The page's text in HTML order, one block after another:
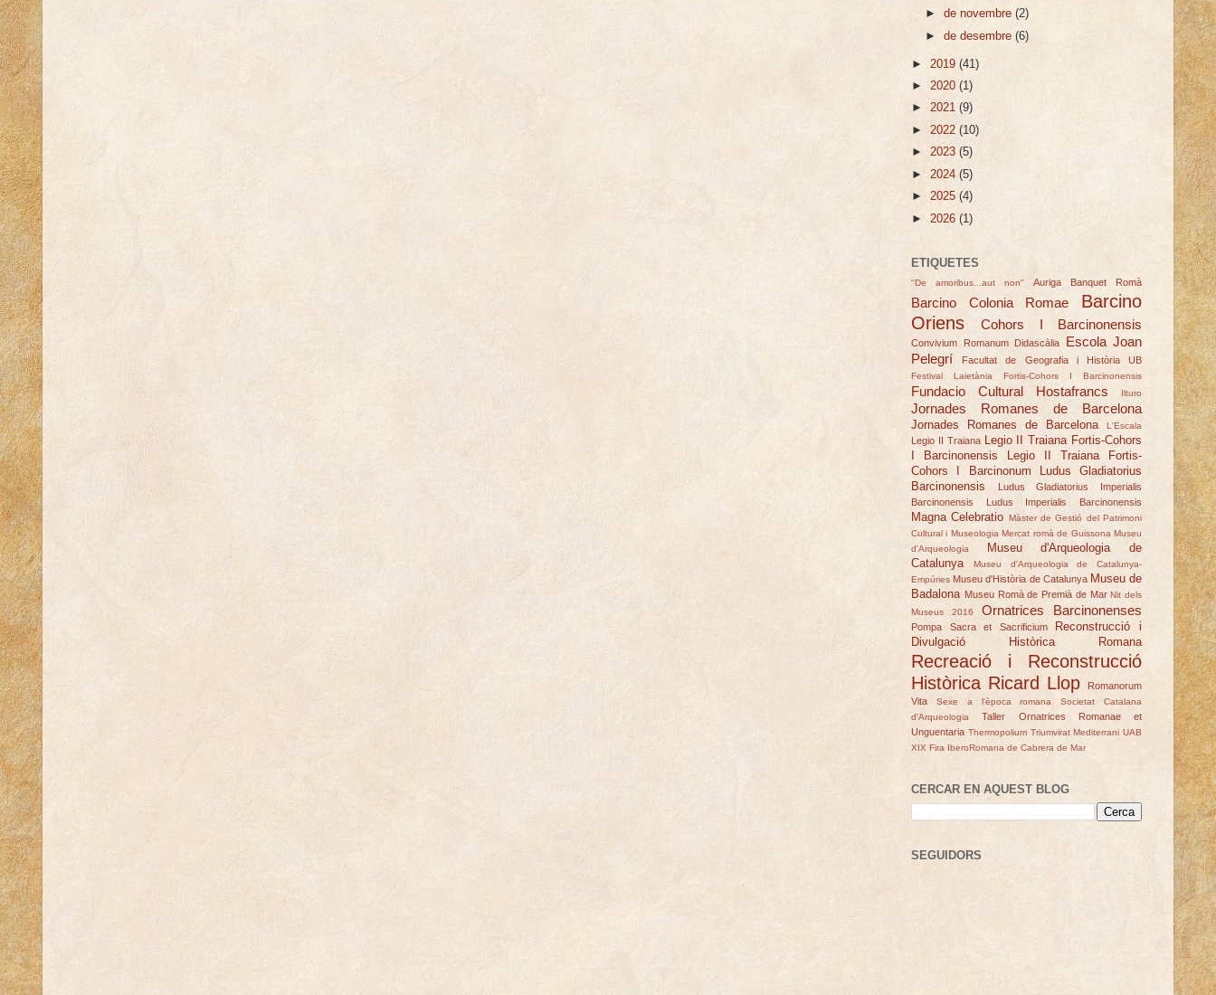
►de novembre(2)
►de desembre(6)
► 2019 (41)
► 2020 (1)
► 2021 (9)
► 2022 (10)
► 2023 (5)
► 2024 (5)
► 2025 (4)
► 2026 (1)
ETIQUETES
"De amoribus...aut non" Auriga Banquet Romà
Barcino Colonia Romae
Barcino
Oriens
Cohors I Barcinonensis
Convivium Romanum Didascàlia
Escola Joan
Pelegrí
Facultat de Geografia i Història UB
Festival Laietània Fortis-Cohors I Barcinonensis
Fundacio Cultural Hostafrancs Ilturo
Jornades Romanes de Barcelona
Jornades Romanes de Barcelona L'Escala
Legio II Traiana Legio II Traiana Fortis-Cohors
I Barcinonensis
Legio II Traiana Fortis-
Cohors I Barcinonum
Ludus Gladiatorius
Barcinonensis
Ludus Gladiatorius Imperialis
Barcinonensis
Ludus Imperialis Barcinonensis
Magna Celebratio Màster de Gestió del Patrimoni
Cultural i Museologia Mercat romà de Guissona Museu
d'Arqueologia
Museu d'Arqueologia de
Catalunya
Museu d'Arqueologia de Catalunya-
Empúries Museu d'Història de Catalunya Museu de
Badalona Museu Romà de Premià de Mar Nit dels
Museus 2016
Ornatrices Barcinonenses
Pompa Sacra et Sacrificium
Reconstrucció i
Divulgació Històrica Romana
Recreació i Reconstrucció
Històrica Ricard Llop
Romanorum
Vita
Sexe a l'època romana
Societat Catalana
d'Arqueologia
Taller Ornatrices Romanae et
Unguentaria Thermopolium Triumvirat Mediterrani UAB
XIX Fira IberoRomana de Cabrera de Mar
CERCAR EN AQUEST BLOG
SEGUIDORS